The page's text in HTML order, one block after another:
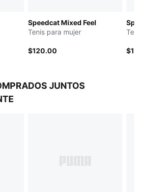
Speedcat Mixed Feel
Tenis para mujer
$120.00
JUNTOS